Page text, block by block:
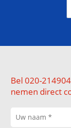
Bel 020-
nemen direct